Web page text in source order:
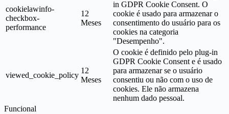
cookielawinfo-
checkbox-
performance
12
Meses
in GDPR Cookie Consent. O
cookie é usado para armazenar o
consentimento do usuário para os
cookies na categoria
"Desempenho".
viewed_cookie_policy
12
Meses
O cookie é definido pelo plug-in
GDPR Cookie Consent e é usado
para armazenar se o usuário
consentiu ou não com o uso de
cookies. Ele não armazena
nenhum dado pessoal.
Funcional